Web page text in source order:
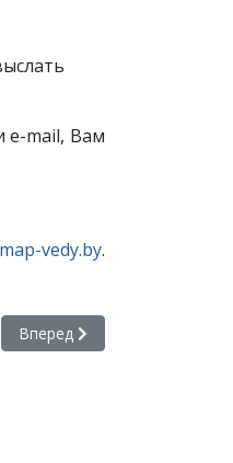
e-mail, Вам
vedy.by.
Следующий: Подготовка
Вперед